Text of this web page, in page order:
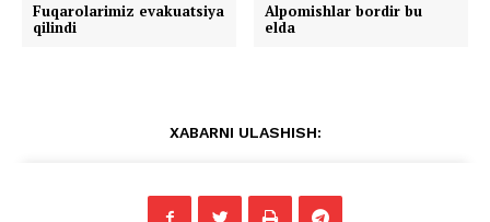
Fuqarolarimiz evakuatsiya
qilindi
Alpomishlar bordir bu
elda
XABARNI ULASHISH: